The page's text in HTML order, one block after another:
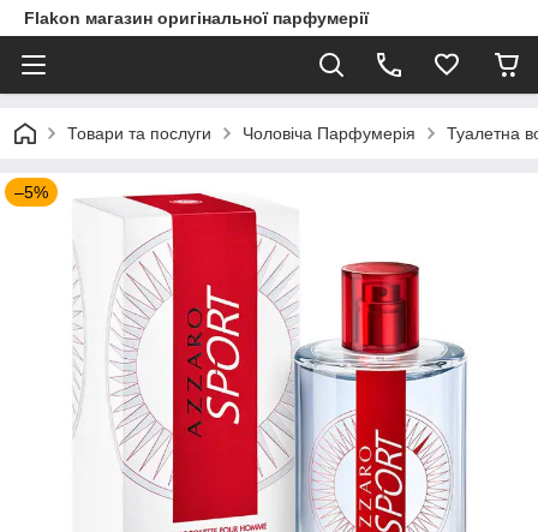
Flakon магазин оригінальної парфумерії
Товари та послуги Чоловіча Парфумерія Туалетна
–5%